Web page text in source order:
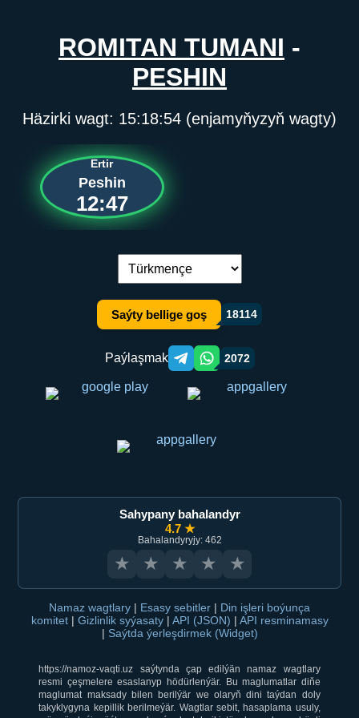
ROMITAN TUMANI -
PESHIN
Häzirki wagt: 15:18:54 (enjamyňyzyň wagty)
Ertir
Peshin
12:47
Dil çalşyryş:
Saýty bellige goş 18114
Paýlaşmak Telegram orqali ulashish
WhatsApp orqali ulashish
2072
Sahypany bahalandyr
4.7 ★
Bahalandyryjy: 462
★ ★ ★ ★ ★
Namaz wagtlary | Esasy sebitler | Din işleri boýunça
komitet | Gizlinlik syýasaty | API (JSON) | API resminamasy
| Saýtda ýerleşdirmek (Widget)
https://namoz-vaqti.uz saýtynda çap edilýän namaz wagtlary
resmi çeşmelere esaslanyp hödürlenýär. Bu maglumatlar diňe
maglumat maksady bilen berilýär we olaryň dini taýdan doly
takyklygyna kepillik berilmeýär. Wagtlar sebit, hasaplama usuly,